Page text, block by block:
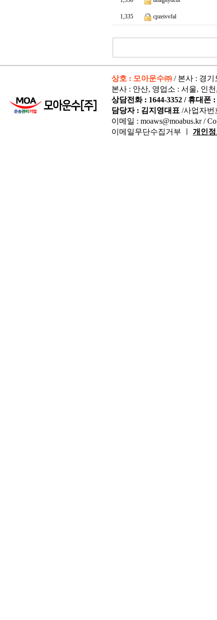
1,335 cpzeivvfal
상호 : 모아운수㈜ / 본사 : 경기
본사 : 안산, 영업소 : 서울, 인
상담전화 : 1644-3352 / 휴대폰
담당자 : 김지영대표 /사업자번
이메일 : moaws@moabus.kr /
이메일무단수집거부 ㅣ 개인